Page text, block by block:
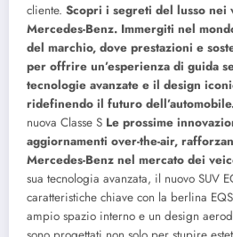
cliente. Scopri i segreti del lusso
Mercedes-Benz. Immergiti nel
del marchio, dove prestazioni e
per offrire un’esperienza di guida
tecnologie avanzate e il design
ridefinendo il futuro
nuova Classe S Le prossime
aggiornamenti over-the-air,
Mercedes-Benz nel mercato dei
sua tecnologia avanzata, il nuovo SUV
caratteristiche chiave con la berlina
ampio spazio interno e un design